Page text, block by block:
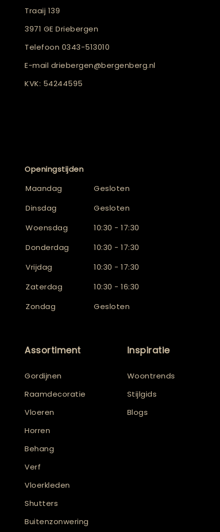
Traaij 139
3971 GE Driebergen
Telefoon 0343-513010
E-mail driebergen@bergenberg.nl
KVK: 54244595
Openingstijden
Maandag
Gesloten
Dinsdag
Gesloten
Woensdag
10:30 - 17:30
Donderdag
10:30 - 17:30
Vrijdag
10:30 - 17:30
Zaterdag
10:30 - 16:30
Zondag
Gesloten
Assortiment
Gordijnen
Raamdecoratie
Vloeren
Horren
Behang
Verf
Vloerkleden
Shutters
Buitenzonwering
Inspiratie
Woontrends
Stijlgids
Blogs